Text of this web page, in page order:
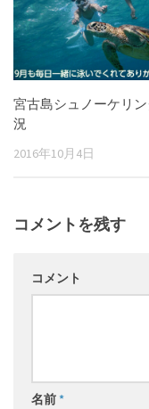
宮古島シュノーケリ
況
2016年10月4日
コメントを残す
コメント
名前*